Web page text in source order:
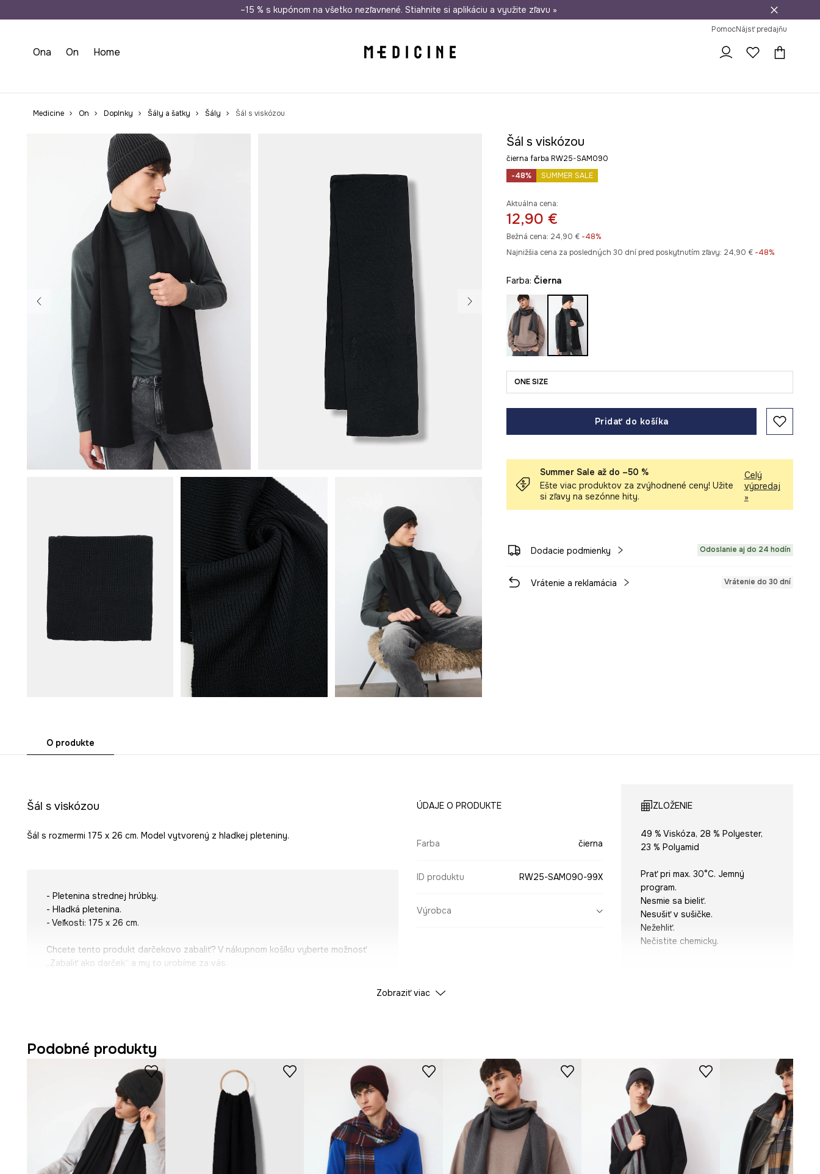
Doprava zadarmo od 50 € Odoslanie aj do 24 hodín 30 dní na vrátenie tovaru
–15 % s kupónom na všetko nezľavnené. Stiahnite si aplikáciu a využite zľavu »
PomocNájsť predajňu
Ona On Home
Medicine On Doplnky Šály a šatky Šály Šál s viskózou
Šál s viskózou
čierna farba RW25-SAM090
-48%
SUMMER SALE
Aktuálna cena:
12,90 €
Bežná cena: 24,90 €-48%
Najnižšia cena za posledných 30 dní pred poskytnutím zľavy: 24,90 € -48%
Farba: čierna
ONE SIZE
Pridať do košíka
Summer Sale až do –50 %
Ešte viac produktov za zvýhodnené ceny! Užite
si zľavy na sezónne hity.
Celý
výpredaj
»
Dodacie podmienky Odoslanie aj do 24 hodín
Vrátenie a reklamácia Vrátenie do 30 dní
O produkte
Šál s viskózou
Šál s rozmermi 175 x 26 cm. Model vytvorený z hladkej pleteniny.
- Pletenina strednej hrúbky.
- Hladká pletenina.
- Veľkosti: 175 x 26 cm.
Chcete tento produkt darčekovo zabaliť? V nákupnom košíku vyberte možnosť
„Zabaliť ako darček“ a my to urobíme za vás.
ÚDAJE O PRODUKTE
Farba čierna
ID produktu RW25-SAM090-99X
Výrobca
ZLOŽENIE
49 % Viskóza, 28 % Polyester,
23 % Polyamid
Prať pri max. 30°C. Jemný
program.
Nesmie sa bieliť.
Nesušiť v sušičke.
Nežehliť.
Nečistite chemicky.
Zobraziť viac
Podobné produkty